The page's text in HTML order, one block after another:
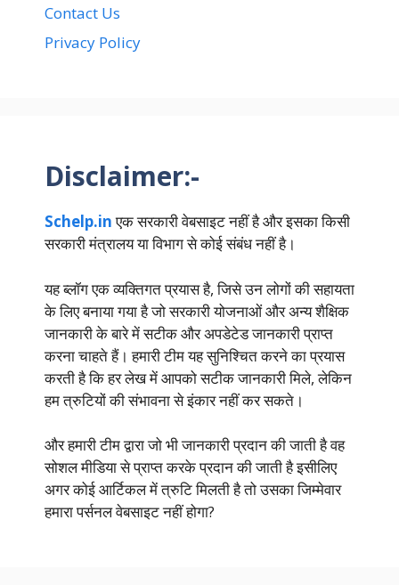
Contact Us
Privacy Policy
Disclaimer:-
Schelp.inएक सरकारी वेबसाइट नहीं है और इसका किसी
सरकारी मंत्रालय या विभाग से कोई संबंध नहीं है।
यह ब्लॉग एक व्यक्तिगत प्रयास है, जिसे उन लोगों की सहायता
के लिए बनाया गया है जो सरकारी योजनाओं और अन्य शैक्षिक
जानकारी के बारे में सटीक और अपडेटेड जानकारी प्राप्त
करना चाहते हैं। हमारी टीम यह सुनिश्चित करने का प्रयास
करती है कि हर लेख में आपको सटीक जानकारी मिले, लेकिन
हम त्रुटियों की संभावना से इंकार नहीं कर सकते।
और हमारी टीम द्वारा जो भी जानकारी प्रदान की जाती है वह
सोशल मीडिया से प्राप्त करके प्रदान की जाती है इसीलिए
अगर कोई आर्टिकल में त्रुटि मिलती है तो उसका जिम्मेवार
हमारा पर्सनल वेबसाइट नहीं होगा?